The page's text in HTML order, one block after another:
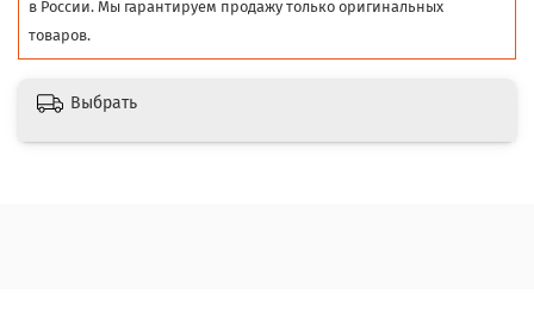
в России. Мы гарантируем продажу только оригинальных
товаров.
Выбрать